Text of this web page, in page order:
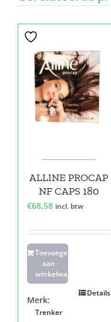
ALLINE PROCAP
NF CAPS 180
€68,58 incl. btw
Toevoegen
aan
winkelwagen
Details
Merk:
Trenker